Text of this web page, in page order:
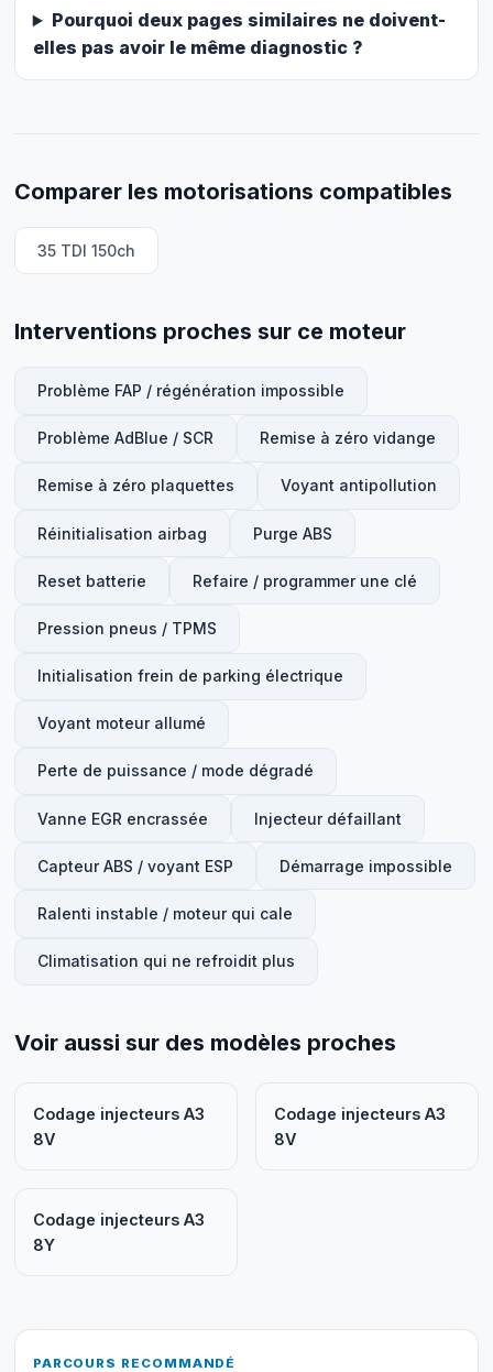
Pourquoi deux pages similaires ne doivent-
elles pas avoir le même diagnostic ?
Comparer les motorisations compatibles
35 TDI 150ch
Interventions proches sur ce moteur
Problème FAP / régénération impossible
Problème AdBlue / SCR Remise à zéro vidange
Remise à zéro plaquettes Voyant antipollution
Réinitialisation airbag Purge ABS
Reset batterie Refaire / programmer une clé
Pression pneus / TPMS
Initialisation frein de parking électrique
Voyant moteur allumé
Perte de puissance / mode dégradé
Vanne EGR encrassée Injecteur défaillant
Capteur ABS / voyant ESP Démarrage impossible
Ralenti instable / moteur qui cale
Climatisation qui ne refroidit plus
Voir aussi sur des modèles proches
Codage injecteurs A3
8V
Codage injecteurs A3
8V
Codage injecteurs A3
8Y
PARCOURS RECOMMANDÉ